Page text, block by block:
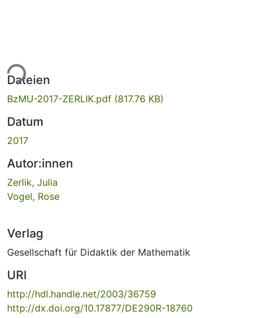
Dateien
BzMU-2017-ZERLIK.pdf (817.76 KB)
Datum
2017
Autor:innen
Zerlik, Julia
Vogel, Rose
Verlag
Gesellschaft für Didaktik der Mathematik
URI
http://hdl.handle.net/2003/36759
http://dx.doi.org/10.17877/DE290R-18760